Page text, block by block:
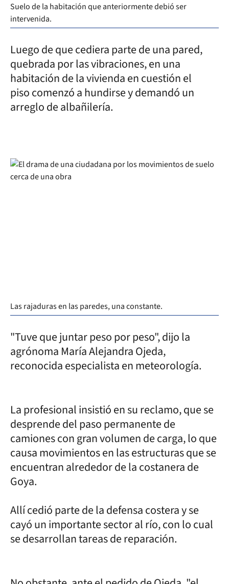
Suelo de la habitación que anteriormente debió ser
intervenida.
Luego de que cediera parte de una pared,
quebrada por las vibraciones, en una
habitación de la vivienda en cuestión el
piso comenzó a hundirse y demandó un
arreglo de albañilería.
Las rajaduras en las paredes, una constante.
"Tuve que juntar peso por peso", dijo la
agrónoma María Alejandra Ojeda,
reconocida especialista en meteorología.
La profesional insistió en su reclamo, que se
desprende del paso permanente de
camiones con gran volumen de carga, lo que
causa movimientos en las estructuras que se
encuentran alrededor de la costanera de
Goya.
Allí cedió parte de la defensa costera y se
cayó un importante sector al río, con lo cual
se desarrollan tareas de reparación.